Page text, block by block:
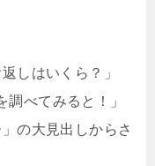
しはいくら？」
調べてみると！」
の大見出しからさ